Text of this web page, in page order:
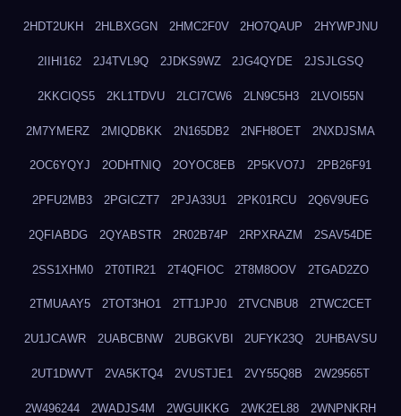
2HDT2UKH 2HLBXGGN 2HMC2F0V 2HO7QAUP 2HYWPJNU
2IIHI162 2J4TVL9Q 2JDKS9WZ 2JG4QYDE 2JSJLGSQ
2KKCIQS5 2KL1TDVU 2LCI7CW6 2LN9C5H3 2LVOI55N
2M7YMERZ 2MIQDBKK 2N165DB2 2NFH8OET 2NXDJSMA
2OC6YQYJ 2ODHTNIQ 2OYOC8EB 2P5KVO7J 2PB26F91
2PFU2MB3 2PGICZT7 2PJA33U1 2PK01RCU 2Q6V9UEG
2QFIABDG 2QYABSTR 2R02B74P 2RPXRAZM 2SAV54DE
2SS1XHM0 2T0TIR21 2T4QFIOC 2T8M8OOV 2TGAD2ZO
2TMUAAY5 2TOT3HO1 2TT1JPJ0 2TVCNBU8 2TWC2CET
2U1JCAWR 2UABCBNW 2UBGKVBI 2UFYK23Q 2UHBAVSU
2UT1DWVT 2VA5KTQ4 2VUSTJE1 2VY55Q8B 2W29565T
2W496244 2WADJS4M 2WGUIKKG 2WK2EL88 2WNPNKRH